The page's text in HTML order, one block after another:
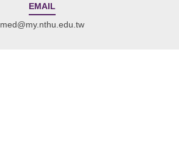
EMAIL
med@my.nthu.edu.tw